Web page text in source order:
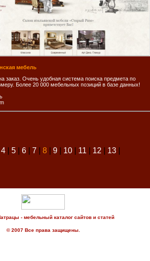
мебель
заказ. Очень удобная система поиска предмета по
Более 20 000 мебельных позиций в базе данных!
4| 5| 6| 7| 8 9| 10| 11 12 13|
- мебельный каталог сайтов и статей
© 2007 Все права защищены.